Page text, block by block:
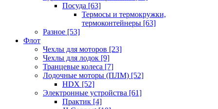
Посуда [63]
Термосы и термокружки,
термоконтейнеры [63]
Разное [53]
Флот
Чехлы для моторов [23]
Чехлы для лодок [9]
Транцевые колеса [7]
Лодочные моторы (ПЛМ) [52]
HDX [52]
Электронные устройства [61]
Практик [4]